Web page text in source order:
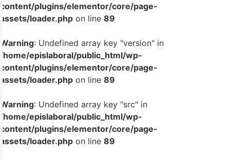
content/plugins/elementor/core/page-
assets/loader.php on line 89
Warning: Undefined array key "version" in
/home/epislaboral/public_html/wp-
content/plugins/elementor/core/page-
assets/loader.php on line 89
Warning: Undefined array key "src" in
/home/epislaboral/public_html/wp-
content/plugins/elementor/core/page-
assets/loader.php on line 89